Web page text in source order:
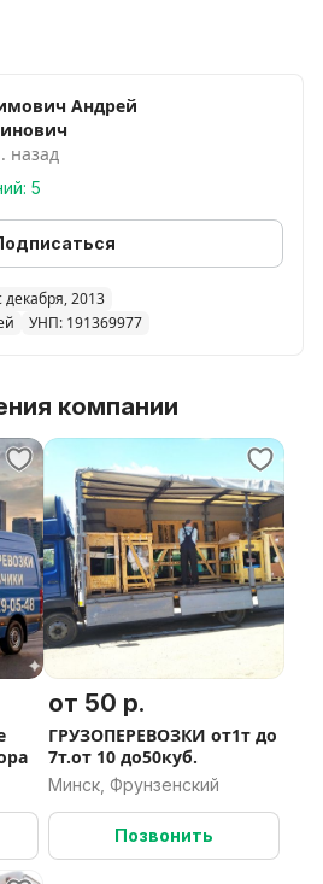
Андрей
назад
5
декабря, 2013
УНП: 191369977
компании
от 50 р.
ГРУЗОПЕРЕВОЗКИ от1т до
7т.от 10 до50куб.
Минск, Фрунзенский
Позвонить